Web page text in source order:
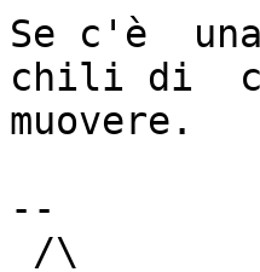
Se c'è
chili di
muovere.
--